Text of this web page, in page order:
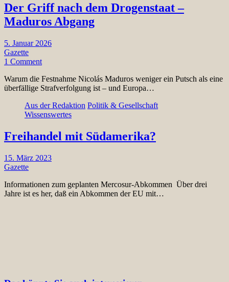
Der Griff nach dem Drogenstaat –
Maduros Abgang
5. Januar 2026
Gazette
1 Comment
Warum die Festnahme Nicolás Maduros weniger ein Putsch als eine
überfällige Strafverfolgung ist – und Europa…
Aus der Redaktion Politik & Gesellschaft
Wissenswertes
Freihandel mit Südamerika?
15. März 2023
Gazette
Informationen zum geplanten Mercosur-Abkommen Über drei
Jahre ist es her, daß ein Abkommen der EU mit…